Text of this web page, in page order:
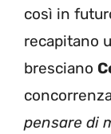
così in
recapitano
bresciano
pensare di